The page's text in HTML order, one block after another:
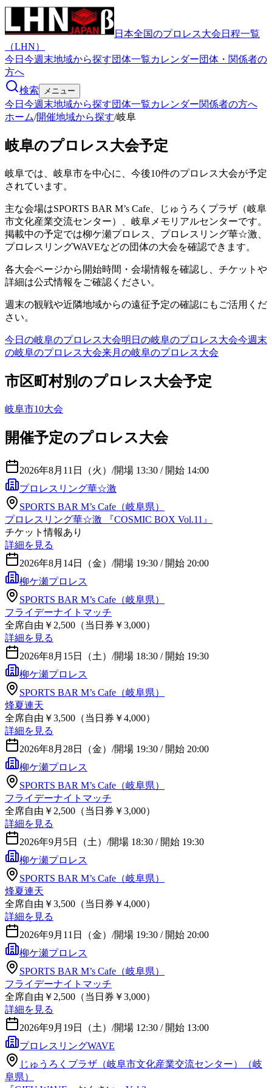
日本全国のプロレス大会日程一覧
（LHN）
今日 今週末地域から探す団体一覧カレンダー団体・関係者の
方へ
検索
メニュー
今日 今週末地域から探す団体一覧カレンダー関係者の方へ
ホーム/開催地域から探す/岐阜
岐阜のプロレス大会予定
岐阜では、岐阜市を中心に、今後10件のプロレス大会が予定
されています。
主な会場はSPORTS BAR M’s Cafe、じゅうろくプラザ（岐阜
市文化産業交流センター）、岐阜メモリアルセンターです。
掲載中の予定では柳ケ瀬プロレス、プロレスリング華☆激、
プロレスリングWAVEなどの団体の大会を確認できます。
各大会ページから開始時間・会場情報を確認し、チケットや
詳細は公式情報をご確認ください。
週末の観戦や近隣地域からの遠征予定の確認にもご活用くだ
さい。
今日の岐阜のプロレス大会明日の岐阜のプロレス大会今週末
の岐阜のプロレス大会来月の岐阜のプロレス大会
市区町村別のプロレス大会予定
岐阜市10大会
開催予定のプロレス大会
2026年8月11日（火） /開場 13:30 / 開始 14:00
プロレスリング華☆激
SPORTS BAR M’s Cafe（岐阜県）
プロレスリング華☆激 『COSMIC BOX Vol.11』
チケット情報あり
詳細を見る
2026年8月14日（金） /開場 19:30 / 開始 20:00
柳ケ瀬プロレス
SPORTS BAR M’s Cafe（岐阜県）
フライデーナイトマッチ
全席自由￥2,500（当日券￥3,000）
詳細を見る
2026年8月15日（土） /開場 18:30 / 開始 19:30
柳ケ瀬プロレス
SPORTS BAR M’s Cafe（岐阜県）
烽夏連天
全席自由￥3,500（当日券￥4,000）
詳細を見る
2026年8月28日（金） /開場 19:30 / 開始 20:00
柳ケ瀬プロレス
SPORTS BAR M’s Cafe（岐阜県）
フライデーナイトマッチ
全席自由￥2,500（当日券￥3,000）
詳細を見る
2026年9月5日（土） /開場 18:30 / 開始 19:30
柳ケ瀬プロレス
SPORTS BAR M’s Cafe（岐阜県）
烽夏連天
全席自由￥3,500（当日券￥4,000）
詳細を見る
2026年9月11日（金） /開場 19:30 / 開始 20:00
柳ケ瀬プロレス
SPORTS BAR M’s Cafe（岐阜県）
フライデーナイトマッチ
全席自由￥2,500（当日券￥3,000）
詳細を見る
2026年9月19日（土） /開場 12:30 / 開始 13:00
プロレスリングWAVE
じゅうろくプラザ（岐阜市文化産業交流センター）（岐
阜県）